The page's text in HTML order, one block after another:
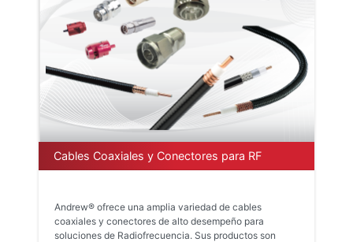
Cables Coaxiales y Conectores para RF
Andrew® ofrece una amplia variedad de cables
coaxiales y conectores de alto desempeño para
soluciones de Radiofrecuencia. Sus productos son